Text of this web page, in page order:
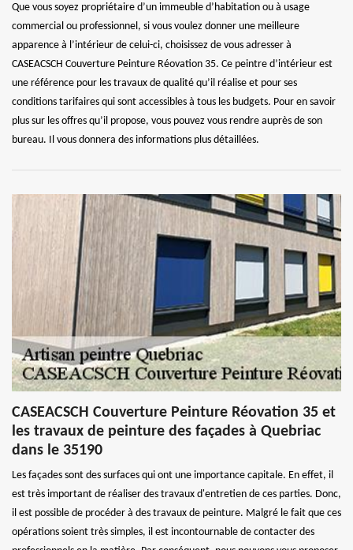
Que vous soyez propriétaire d’un immeuble d’habitation ou à usage
commercial ou professionnel, si vous voulez donner une meilleure
apparence à l’intérieur de celui-ci, choisissez de vous adresser à
CASEACSCH Couverture Peinture Réovation 35. Ce peintre d’intérieur est
une référence pour les travaux de qualité qu’il réalise et pour ses
conditions tarifaires qui sont accessibles à tous les budgets. Pour en savoir
plus sur les offres qu’il propose, vous pouvez vous rendre auprès de son
bureau. Il vous donnera des informations plus détaillées.
CASEACSCH Couverture Peinture Réovation 35 et
les travaux de peinture des façades à Quebriac
dans le 35190
Les façades sont des surfaces qui ont une importance capitale. En effet, il
est très important de réaliser des travaux d'entretien de ces parties. Donc,
il est possible de procéder à des travaux de peinture. Malgré le fait que ces
opérations soient très simples, il est incontournable de contacter des